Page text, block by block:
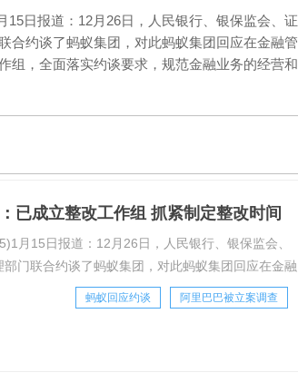
15日报道：12月26日，人民银行、银保监会、证
合约谈了蚂蚁集团，对此蚂蚁集团回应在金融管
组，全面落实约谈要求，规范金融业务的经营和
在国新办新闻发布会上表示，目前在金融管理
已成立整改工作组 抓紧制定整改时间
月15日报道：12月26日，人民银行、银保监会、
门联合约谈了蚂蚁集团，对此蚂蚁集团回应在金融
改工作组，全面落实约谈要求，规范金融业务的经营
陈雨露在国新办新闻发布会上表示，目前在金融管
蚂蚁回应约谈 阿里巴巴被立案调查